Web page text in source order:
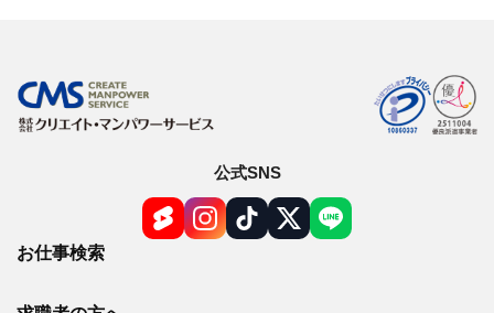
公式SNS
お仕事検索